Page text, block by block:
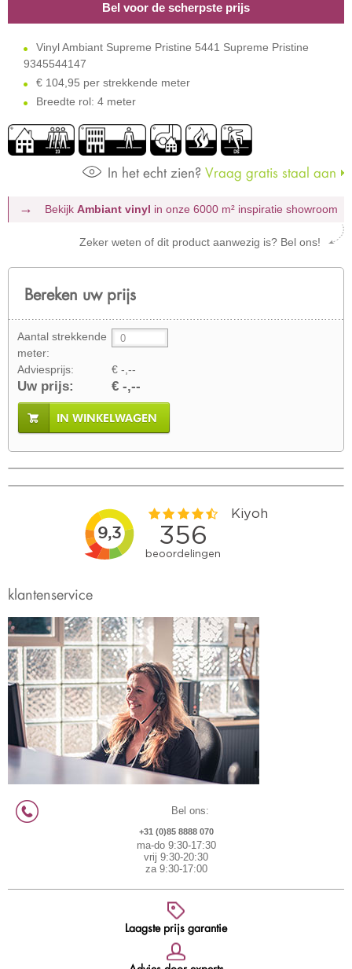
Bel voor de scherpste prijs
Vinyl Ambiant Supreme Pristine 5441 Supreme Pristine
9345544147
€ 104,95 per strekkende meter
Breedte rol: 4 meter
In het echt zien? Vraag gratis staal aan
Bekijk Ambiant vinyl in onze 6000 m² inspiratie showroom
Zeker weten of dit product aanwezig is? Bel ons!
Bereken uw prijs
Aantal strekkende
meter:
Adviesprijs:
€ -,--
Uw prijs: € -,--
IN WINKELWAGEN
klantenservice
Bel ons:
+31 (0)85 8888 070
ma-do 9:30-17:30
vrij 9:30-20:30
za 9:30-17:00
Laagste prijs garantie